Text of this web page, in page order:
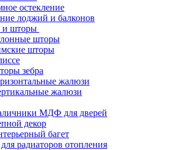
остекление
лоджий и балконов
шторы
шторы
шторы
зебра
жалюзи
жалюзи
МДФ для дверей
декор
багет
радиаторов отопления